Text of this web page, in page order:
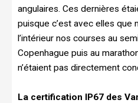
angulaires. Ces dernières
puisque c’est avec elles que
l’intérieur nos courses au
Copenhague puis au
n’étaient pas directement
La certification IP67 des